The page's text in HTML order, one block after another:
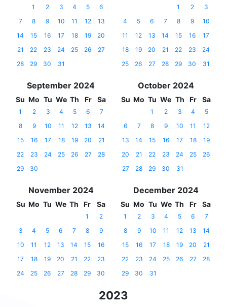
1 2 3 4 5
6
7
8 9 10 11 12
13
14
15 16 17 18 19
20
21
22 23 24 25 26
27
28
29 30 31
1 2
3
4
5 6 7 8 9
10
11
12 13 14 15 16
17
18
19 20 21 22 23
24
25
26 27 28 29 30 31
September 2024
Su Mo Tu We Th Fr Sa
1 2 3 4 5 6
7
8
9 10 11 12 13
14
15
16 17 18 19 20
21
22
23 24 25 26 27
28
29
30
October 2024
Su Mo Tu We Th Fr Sa
1 2 3 4
5
6
7 8 9 10 11
12
13
14 15 16 17 18
19
20
21 22 23 24 25
26
27
28 29 30 31
November 2024
Su Mo Tu We Th Fr Sa
1
2
3
4 5 6 7 8
9
10
11 12 13 14 15
16
17
18 19 20 21 22
23
24
25 26 27 28 29 30
December 2024
Su Mo Tu We Th Fr Sa
1 2 3 4 5 6
7
8
9 10 11 12 13
14
15
16 17 18 19 20
21
22
23 24 25 26 27
28
29
30 31
2023